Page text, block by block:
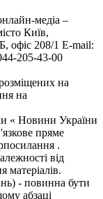
медіа –
Київ,
208/1 E-mail:
205-43-00
на
на
« Новини України
пряме
.
від
матеріалів.
- повинна бути
абзаці